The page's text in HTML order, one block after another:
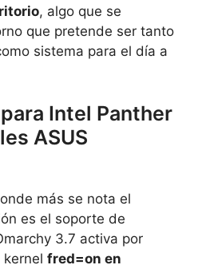
, algo que se
que pretende ser tanto
sistema para el día a
Intel Panther
ASUS
más se nota el
es el soporte de
3.7 activa por
fred=on en